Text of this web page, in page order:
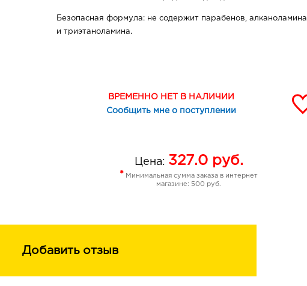
Безопасная формула: не содержит парабенов, алканоламина
и триэтаноламина.
ВРЕМЕННО НЕТ В НАЛИЧИИ
Сообщить мне о поступлении
Цена: 327.0руб.
* Минимальная сумма заказа в интернет
магазине: 500 руб.
Добавить отзыв